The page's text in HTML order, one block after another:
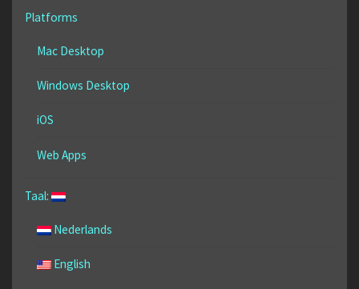
Platforms
Mac Desktop
Windows Desktop
iOS
Web Apps
Taal:
Nederlands
English